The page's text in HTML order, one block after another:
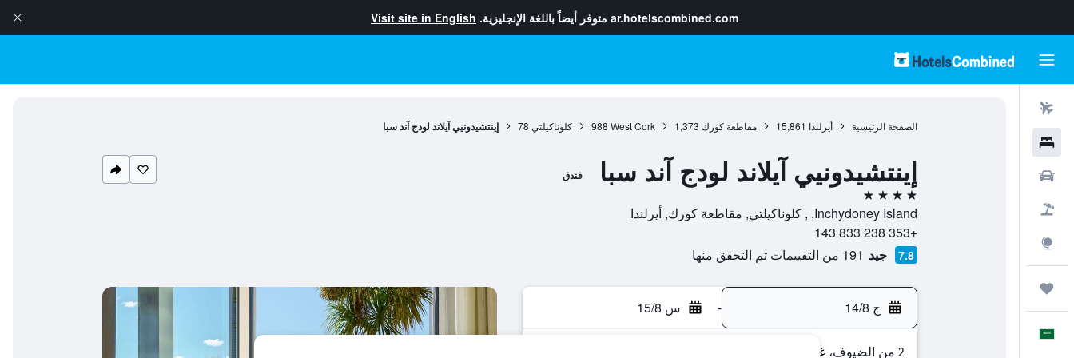
ar.hotelscombined.com متوفر أيضاً باللغة الإنجليزية. Visit site in English
الصفحة الرئيسية أيرلندا 15,861 مقاطعة كورك 1,373
West Cork
988 كلوناكيلتي 78 إينتشيدونيي آيلاند لودج آند سبا
إينتشيدونيي آيلاند لودج آند سبا فندق
4 نجوم
Inchydoney Island, , كلوناكيلتي, مقاطعة كورك, أيرلندا
+353 238 833 143
7.8 جيد 191 من التقييمات تم التحقق منها
ج 14/8 - س 15/8
2 من الضيوف، غرفة واحدة